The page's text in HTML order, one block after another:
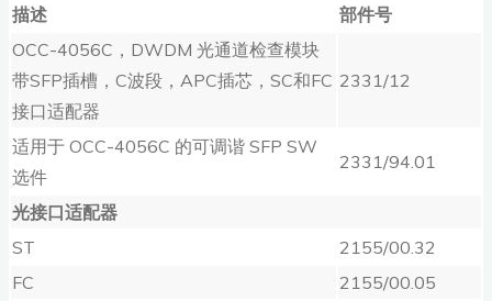
描述
部件号
OCC-4056C，DWDM 光通道检查模块
带SFP插槽，C波段，APC插芯，SC和FC
接口适配器
2331/12
适用于 OCC-4056C 的可调谐 SFP SW
选件
2331/94.01
光接口适配器
ST
2155/00.32
FC
2155/00.05